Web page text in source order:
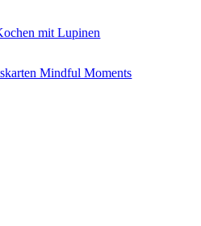
mit Lupinen
Mindful Moments